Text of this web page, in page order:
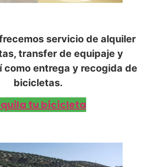
servicio de alquiler
transfer de equipaje y
como entrega y recogida de
bicicletas.
tu bicicleta